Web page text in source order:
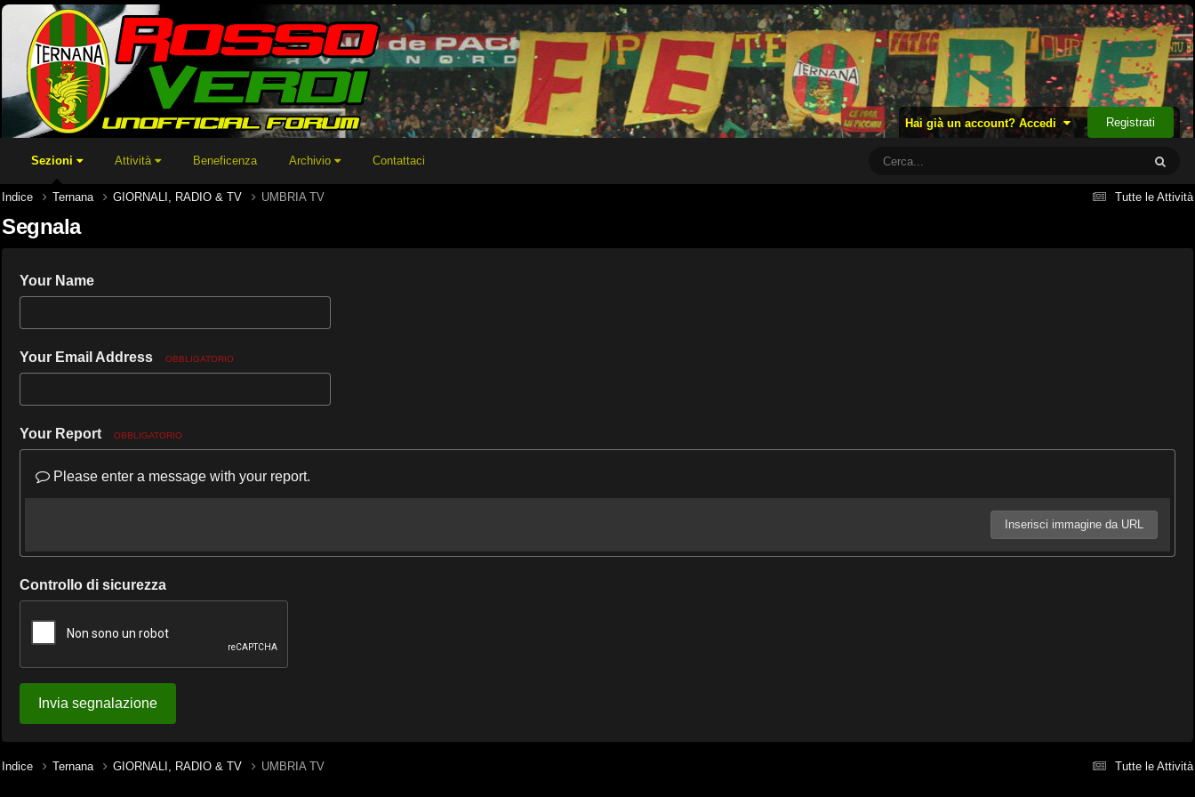
Hai già un account? Accedi Registrati
Sezioni Attività Beneficenza Archivio Contattaci
Tutte le Attività
Indice Ternana GIORNALI, RADIO & TV UMBRIA TV
Segnala
Your Name
Your Email Address OBBLIGATORIO
Your Report OBBLIGATORIO
Please enter a message with your report.
Inserisci immagine da URL
Controllo di sicurezza
Invia segnalazione
Tutte le Attività
Indice Ternana GIORNALI, RADIO & TV UMBRIA TV